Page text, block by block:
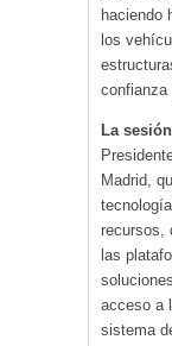
haciendo
los
confianza
La
Madrid,
recursos,
las
acceso a
sistema